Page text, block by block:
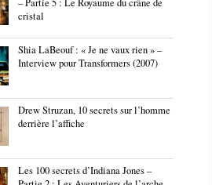
– Partie 5 : Le Royaume du crâne de
cristal
Shia LaBeouf : « Je ne vaux rien » –
Interview pour Transformers (2007)
Drew Struzan, 10 secrets sur l’homme
derrière l’affiche
Les 100 secrets d’Indiana Jones –